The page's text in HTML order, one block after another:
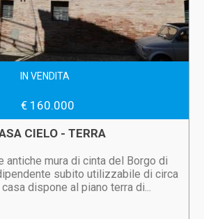
IN VENDITA
€ 160.000
CIELO - TERRA
antiche mura di cinta del Borgo di
subito utilizzabile di circa
dispone al piano terra di...